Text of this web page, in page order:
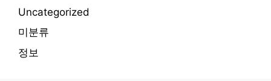
Uncategorized
미분류
정보